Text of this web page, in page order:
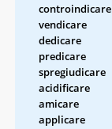
controindicare
vendicare
dedicare
predicare
spregiudicare
acidificare
amicare
applicare